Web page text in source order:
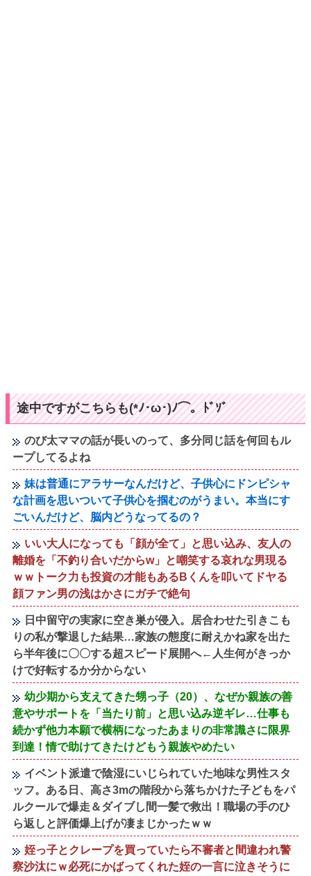
途中ですがこちらも(*ﾉ･ω･)ﾉ⌒。ﾄﾞｿﾞ
のび太ママの話が長いのって、多分同じ話を何回もル
ープしてるよね
妹は普通にアラサーなんだけど、子供心にドンピシャ
な計画を思いついて子供心を掴むのがうまい。本当にす
ごいんだけど、脳内どうなってるの？
いい大人になっても「顔が全て」と思い込み、友人の
離婚を「不釣り合いだからw」と嘲笑する哀れな男現る
ｗｗトーク力も投資の才能もあるBくんを叩いてドヤる
顔ファン男の浅はかさにガチで絶句
日中留守の実家に空き巣が侵入。居合わせた引きこも
りの私が撃退した結果…家族の態度に耐えかね家を出た
ら半年後に〇〇する超スピード展開へ←人生何がきっか
けで好転するか分からない
幼少期から支えてきた甥っ子（20）、なぜか親族の善
意やサポートを「当たり前」と思い込み逆ギレ…仕事も
続かず他力本願で横柄になったあまりの非常識さに限界
到達！情で助けてきたけどもう親族やめたい
イベント派遣で陰湿にいじられていた地味な男性スタ
ッフ。ある日、高さ3mの階段から落ちかけた子どもをパ
ルクールで爆走＆ダイブし間一髪で救出！職場の手のひ
ら返しと評価爆上げが凄まじかったｗｗ
姪っ子とクレープを買っていたら不審者と間違われ警
察沙汰にｗ必死にかばってくれた姪の一言に泣きそうに